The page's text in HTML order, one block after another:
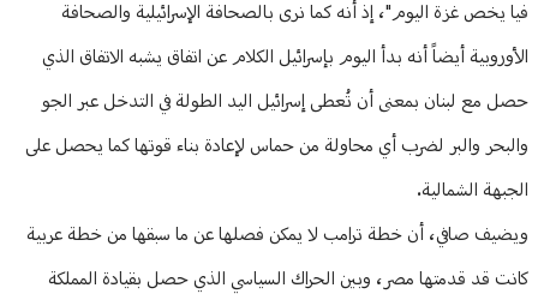
فيا يخص غزة اليوم"، إذ أنه كما نرى بالصحافة الإسرائيلية والصحافة
الأوروبية أيضاً أنه بدأ اليوم بإسرائيل الكلام عن اتفاق يشبه الاتفاق الذي
حصل مع لبنان بمعنى أن تُعطى إسرائيل اليد الطولة في التدخل عبر الجو
والبحر والبر لضرب أي محاولة من حماس لإعادة بناء قوتها كما يحصل على
الجبهة الشمالية.
ويضيف صافي، أن خطة ترامب لا يمكن فصلها عن ما سبقها من خطة عربية
كانت قد قدمتها مصر، وبين الحراك السياسي الذي حصل بقيادة المملكة